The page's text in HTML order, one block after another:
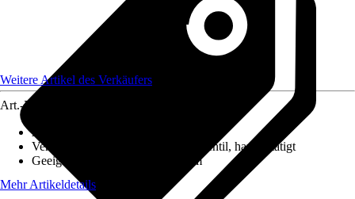
Weitere Artikel des Verkäufers
Art.-Nr.
Ausführung
Ventilausstattung
3 ½" Körbchenventil, handbetätigt
Geeignet für
Unterschrank 80 cm
Mehr Artikeldetails